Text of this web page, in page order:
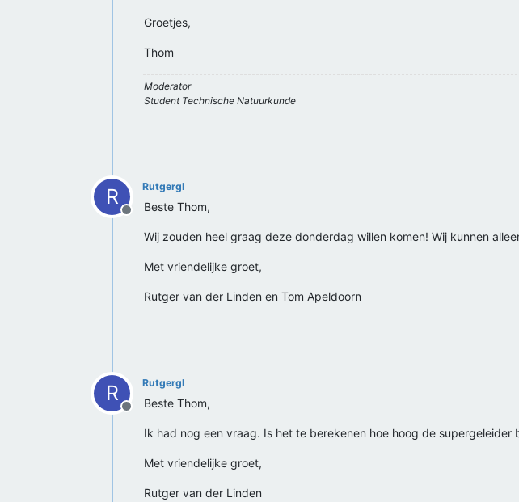
Groetjes,
Thom
Moderator
Student Technische Natuurkunde
R
Offline
Rutgergl
Beste Thom,
Wij zouden heel graag deze donderdag willen komen! Wij kunnen
Met vriendelijke groet,
Rutger van der Linden en Tom Apeldoorn
R
Offline
Rutgergl
Beste Thom,
Ik had nog een vraag. Is het te berekenen hoe hoog de supergeleider
Met vriendelijke groet,
Rutger van der Linden